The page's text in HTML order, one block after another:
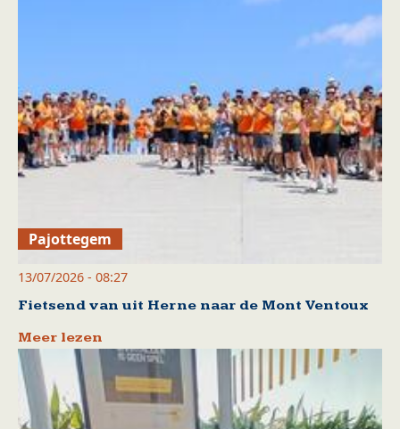
Pajottegem
13/07/2026 - 08:27
Fietsend van uit Herne naar de Mont Ventoux
Meer lezen